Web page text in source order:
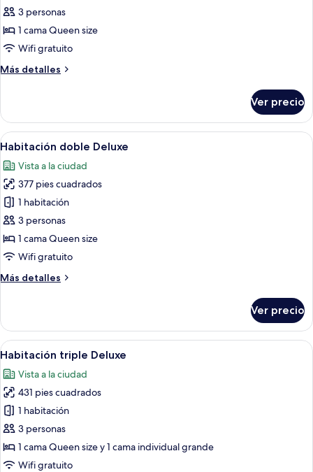
Habitación
Deluxe
3 personas
1 cama Queen size
Wifi gratuito
Más detalles
Más
Deluxe
Ver precio
Abrir
todas
las
fotos
de
Habitación
doble
Deluxe
Una habitación de hotel moderna
10
Habitación doble Deluxe
Vista a la ciudad
377 pies cuadrados
1 habitación
3 personas
1 cama Queen size
Wifi gratuito
Más detalles
Más
doble
Deluxe
Ver precio
Abrir
todas
las
fotos
de
Habitación
triple
Deluxe
Una habitación de hotel con dos
11
Habitación triple Deluxe
Vista a la ciudad
431 pies cuadrados
1 habitación
3 personas
1 cama Queen size y 1 cama individual grande
Wifi gratuito